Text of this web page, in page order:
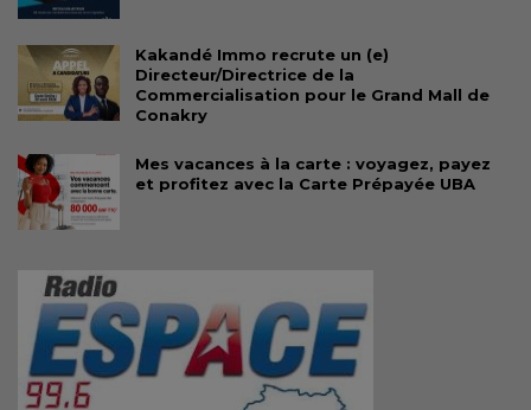
Kakandé Immo recrute un (e)
Directeur/Directrice de la
Commercialisation pour le Grand Mall de
Conakry
Mes vacances à la carte : voyagez, payez
et profitez avec la Carte Prépayée UBA